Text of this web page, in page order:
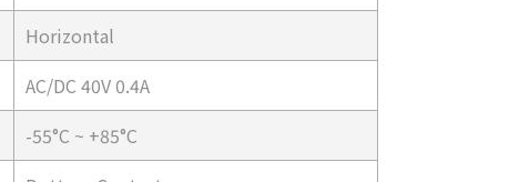
Horizontal
AC/DC 40V 0.4A
-55°C ~ +85°C